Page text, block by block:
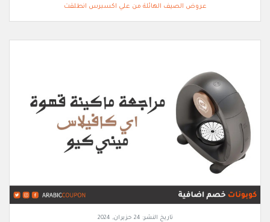
عروض الصيف الهائلة من علي اكسبرس انطلقت
تاريخ النشر: 24 حزيران, 2024